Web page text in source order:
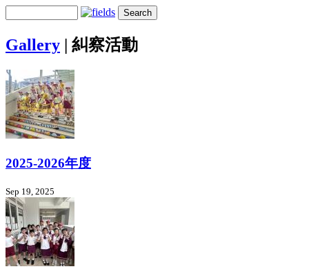
Gallery | 糾察活動
2025-2026年度
Sep 19, 2025